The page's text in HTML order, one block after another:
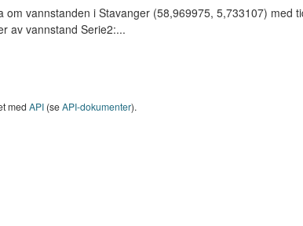
om vannstanden i Stavanger (58,969975, 5,733107) med
av vannstand Serie2:...
med API(seAPI-dokumenter).